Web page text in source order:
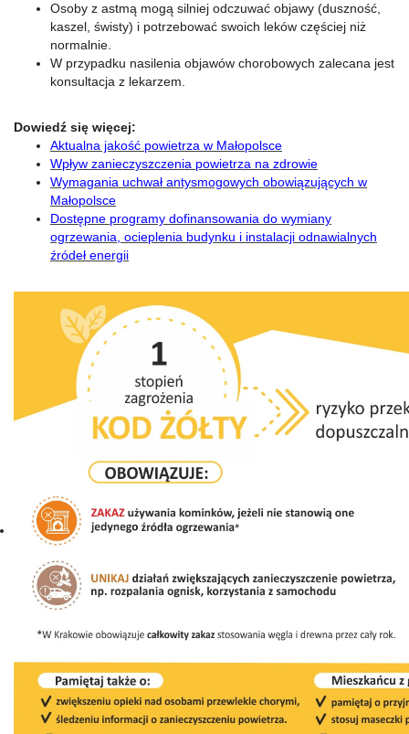
Osoby z astmą mogą silniej odczuwać objawy (duszność,
kaszel, świsty) i potrzebować swoich leków częściej niż
normalnie.
W przypadku nasilenia objawów chorobowych zalecana jest
konsultacja z lekarzem.
Dowiedź się więcej:
Aktualna jakość powietrza w Małopolsce
Wpływ zanieczyszczenia powietrza na zdrowie
Wymagania uchwał antysmogowych obowiązujących w
Małopolsce
Dostępne programy dofinansowania do wymiany
ogrzewania, ocieplenia budynku i instalacji odnawialnych
źródeł energii